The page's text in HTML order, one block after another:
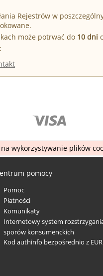
Rejestrów w
może potrwać do 10 dni
wykorzystywanie plików
pomocy
Pomoc
Płatności
Komunikaty
Internetowy system
sporów konsumenckich
Kod authinfo bezpośrednio z